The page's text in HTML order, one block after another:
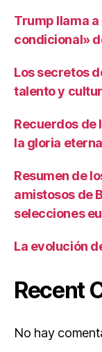
Trump llama a
condicional»
Los secretos
talento y
Recuerdos de
la gloria
Resumen de
amistosos de
selecciones
La evolución
Recent
No hay